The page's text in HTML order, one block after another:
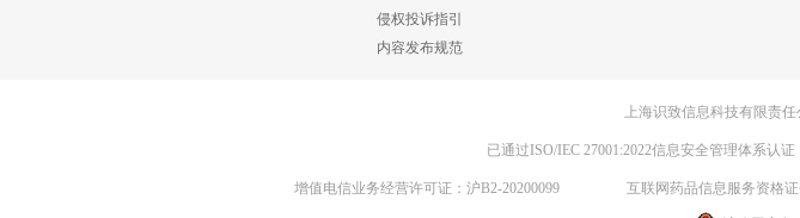
侵权投诉指引
内容发布规范
上海识致信息科技有限责任
已通过ISO/IEC 27001:2022信息安全管理体系认证
增值电信业务经营许可证：沪B2-20200099 互联网药品信息服务资格